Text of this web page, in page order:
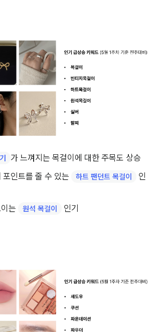
가 느껴지는 목걸이에 대한 주목도 상승
포인트를 줄 수 있는
하트 팬던트 목걸이
인
는
원석 목걸이 인기